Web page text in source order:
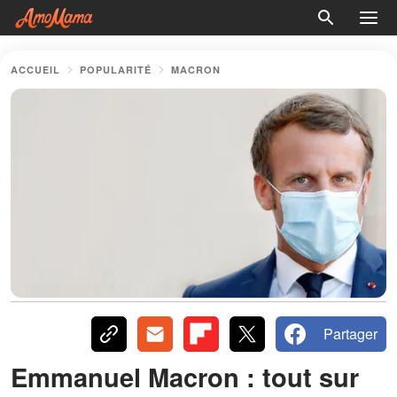
ACCUEIL POPULARITÉ MACRON
Partager
Emmanuel Macron : tout sur